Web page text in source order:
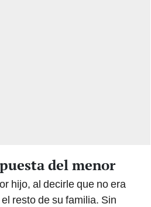
del menor
hijo, al decirle que no era
resto de su familia. Sin